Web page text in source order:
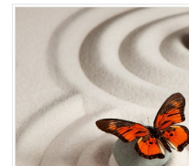
Aller
principal